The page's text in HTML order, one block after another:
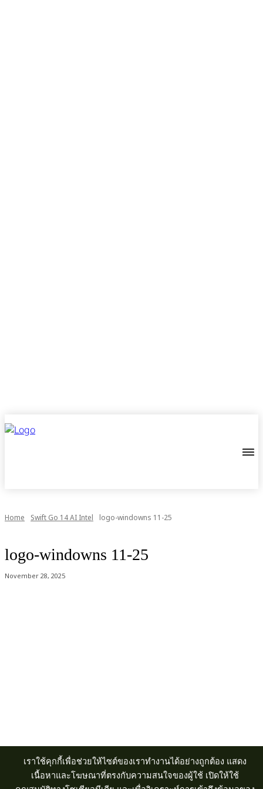
เราใช้คุกกี้เพื่อช่วยให้ไซต์ของเราทำงานได้อย่างถูกต้อง แสดง
เนื้อหาและโฆษณาที่ตรงกับความสนใจของผู้ใช้ เปิดให้ใช้
Home Swift Go 14 AI Intel logo-windowns 11-25
logo-windowns 11-25
November 28, 2025